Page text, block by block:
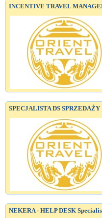
INCENTIVE TRAVEL
SPECJALISTA DS SPRZEDAŻY
NEKERA - HELP DESK